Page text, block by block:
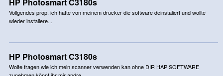
Vollgendes prop. ich hatte von meinem drucker die software deinstaliert und wollte
wieder instaliere...
HP Photosmart C3180s
Wolte fragen wie ich mein scanner verwenden kan ohne DIR HAP SOFTWARE